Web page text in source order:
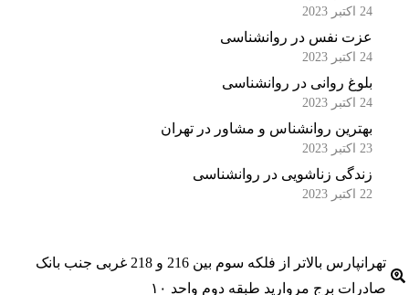
عزت نفس در روانشناسی
بلوغ روانی در روانشناسی
بهترین روانشناس و مشاور در تهران
زندگی زناشویی در روانشناسی
تهرانپارس بالاتر از فلکه سوم بین 216 و 218 غربی جنب بانک
برج مروارید طبقه دوم واحد ۱۰